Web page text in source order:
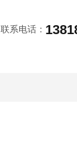
联系电话：